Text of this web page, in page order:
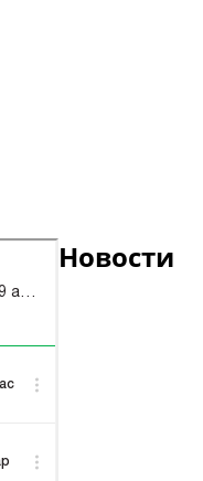
Новости